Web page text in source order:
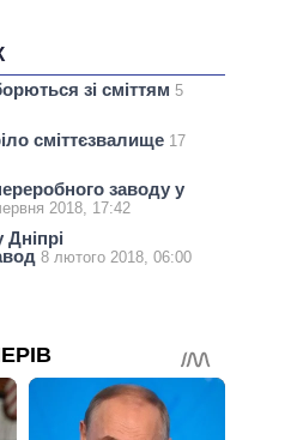
зі сміттям 5
сміттєзвалище 17
заводу у
2018, 17:42
8 лютого 2018, 06:00